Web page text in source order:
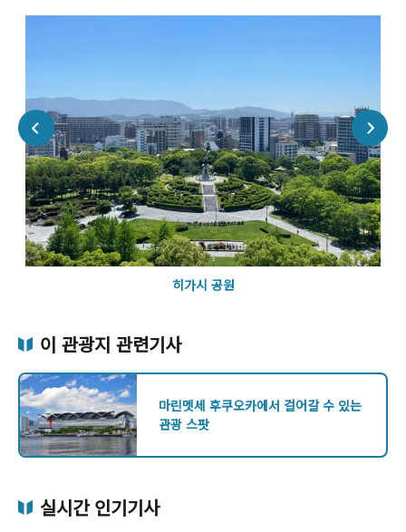
히가시 공원
이 관광지 관련기사
마린멧세 후쿠오카에서 걸어갈 수 있는
관광 스팟
실시간 인기기사